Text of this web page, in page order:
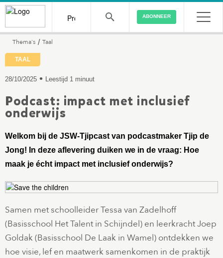
ABONNEER
Thema's / Taal
TAAL
28/10/2025 • Leestijd 1 minuut
Podcast: impact met inclusief
onderwijs
Welkom bij de JSW-Tjipcast van podcastmaker Tjip de
Jong! In deze aflevering duiken we in de vraag: Hoe
maak je écht impact met inclusief onderwijs?
Samen met schoolleider Tessa van Zadelhoff
(Basisschool Het Talent in Schijndel) en leerkracht Joep
Goldak (Basisschool De Laak in Wamel) ontdekken we
hoe visie, lef en maatwerk samenkomen in de praktijk